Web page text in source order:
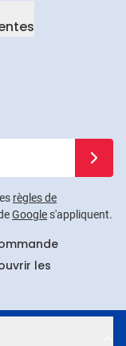
règles de
Googles'appliquent.
les